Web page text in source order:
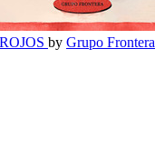
by Grupo Frontera